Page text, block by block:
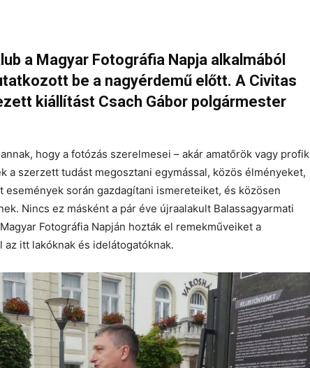
a Magyar Fotográfia Napja alkalmából
be a nagyérdemű előtt. A Civitas
kiállítást Csach Gábor polgármester
hogy a fotózás szerelmesei – akár amatőrök vagy profik
a szerzett tudást megosztani egymással, közös élményeket,
során gazdagítani ismereteiket, és közösen
Nincs ez másként a pár éve újraalakult Balassagyarmati
Fotográfia Napján hozták el remekműveiket a
itt lakóknak és idelátogatóknak.